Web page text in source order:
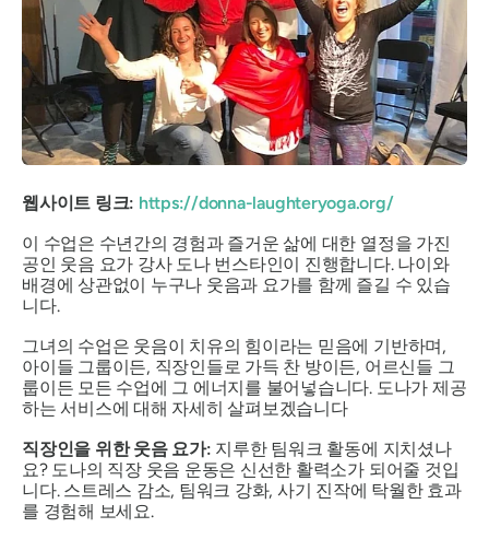
웹사이트 링크: https://donna-laughteryoga.org/
이 수업은 수년간의 경험과 즐거운 삶에 대한 열정을 가진
공인 웃음 요가 강사 도나 번스타인이 진행합니다. 나이와
배경에 상관없이 누구나 웃음과 요가를 함께 즐길 수 있습
니다.
그녀의 수업은 웃음이 치유의 힘이라는 믿음에 기반하며,
아이들 그룹이든, 직장인들로 가득 찬 방이든, 어르신들 그
룹이든 모든 수업에 그 에너지를 불어넣습니다. 도나가 제공
하는 서비스에 대해 자세히 살펴보겠습니다
직장인을 위한 웃음 요가: 지루한 팀워크 활동에 지치셨나
요? 도나의 직장 웃음 운동은 신선한 활력소가 되어줄 것입
니다. 스트레스 감소, 팀워크 강화, 사기 진작에 탁월한 효과
를 경험해 보세요.